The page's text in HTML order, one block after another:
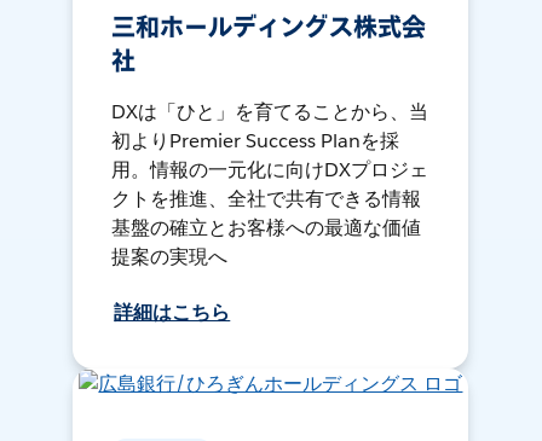
三和ホールディングス株式会
社
DXは「ひと」を育てることから、当
初よりPremier Success Planを採
用。情報の一元化に向けDXプロジェ
クトを推進、全社で共有できる情報
基盤の確立とお客様への最適な価値
提案の実現へ
詳細はこちら